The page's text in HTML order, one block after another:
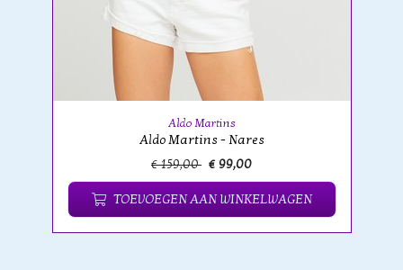
Aldo Martins
Aldo Martins - Nares
€ 159,00 € 99,00
TOEVOEGEN AAN WINKELWAGEN